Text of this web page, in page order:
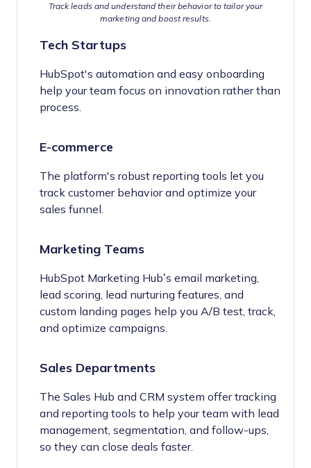
Track leads and understand their behavior to tailor your
marketing and boost results.
Tech Startups
HubSpot's automation and easy onboarding
help your team focus on innovation rather than
process.
E-commerce
The platform's robust reporting tools let you
track customer behavior and optimize your
sales funnel.
Marketing Teams
HubSpot Marketing Hub’s email marketing,
lead scoring, lead nurturing features, and
custom landing pages help you A/B test, track,
and optimize campaigns.
Sales Departments
The Sales Hub and CRM system offer tracking
and reporting tools to help your team with lead
management, segmentation, and follow-ups,
so they can close deals faster.